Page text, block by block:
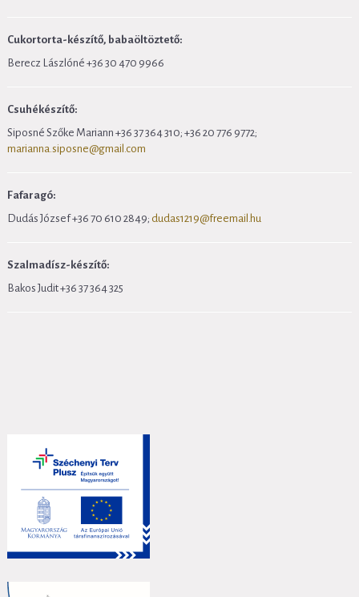
Cukortorta-készítő, babaöltöztető:
Berecz Lászlóné +36 30 470 9966
Csuhékészítő:
Siposné Szőke Mariann +36 37 364 310; +36 20 776 9772;
marianna.siposne@gmail.com
Fafaragó:
Dudás József +36 70 610 2849; dudas1219@freemail.hu
Szalmadísz-készítő:
Bakos Judit +36 37 364 325